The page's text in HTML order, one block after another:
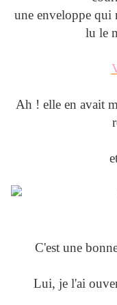
une enveloppe qui
lu le
Ah ! elle en avait
C'est une
Lui, je l'ai